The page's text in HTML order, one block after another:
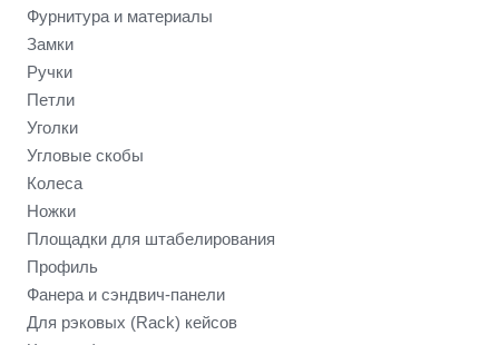
Фурнитура и материалы
Замки
Ручки
Петли
Уголки
Угловые скобы
Колеса
Ножки
Площадки для штабелирования
Профиль
Фанера и сэндвич-панели
Для рэковых (Rack) кейсов